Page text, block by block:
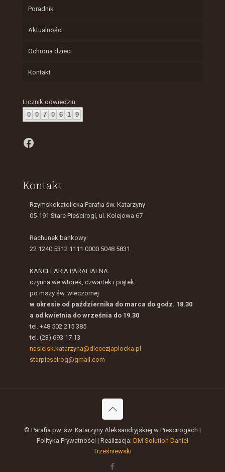
Poradnik
Aktualności
Ochrona dzieci
Kontakt
Licznik odwiedzin:
0
0 7 0 6 1 9
Facebook
Kontakt
Rzymskokatolicka Parafia św. Katarzyny
05-191 Stare Pieścirogi, ul. Kolejowa 67
Rachunek bankowy:
22 1240 5312 1111 0000 5048 5831
KANCELARIA PARAFIALNA
czynna we wtorek, czwartek i piątek
po mszy św. wieczornej
w okresie od października do marca do godz. 18.30
a od kwietnia do września do 19.30
tel. +48 502 215 385
tel. (23) 693 17 13
nasielsk.katarzyna@diecezjaplocka.pl
starpiescirog@gmail.com
© Parafia pw. św. Katarzyny Aleksandryjskiej w Pieścirogach |
Polityka Prywatności | Realizacja: DM Solution Daniel
Trześniewski